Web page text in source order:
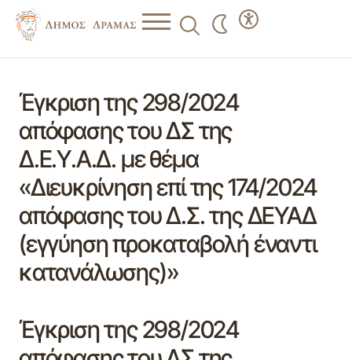
Έγκριση της 298/2024
απόφασης του ΔΣ της
Δ.Ε.Υ.Α.Δ. με θέμα
«Διευκρίνηση επί της 174/2024
απόφασης του Δ.Σ. της ΔΕΥΑΔ
(εγγύηση προκαταβολή έναντι
κατανάλωσης)»
Έγκριση της 298/2024